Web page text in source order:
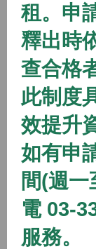
開放中 隨
(115年隨
2026/01/01
開放中
(115年隨
2026/01/01
開放中
租。申
釋出時
查合格
此制度
效提升
如有申
間(週
電 03-
服務。